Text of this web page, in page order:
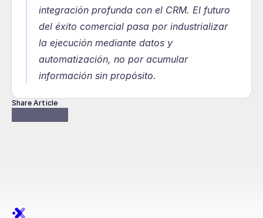
integración profunda con el CRM. El futuro
del éxito comercial pasa por industrializar
la ejecución mediante datos y
automatización, no por acumular
información sin propósito.
Share Article